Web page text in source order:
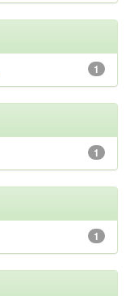
1
1
1